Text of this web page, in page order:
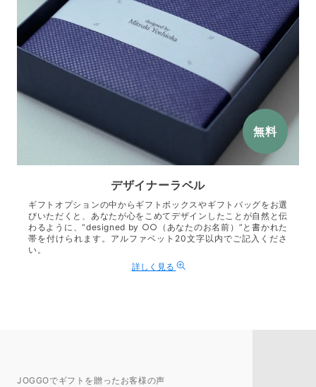
無料
デザイナーラベル
ギフトオプションの中からギフトボックスやギフトバッグをお選
びいただくと、あなたが心をこめてデザインしたことが自然と伝
わるように、“designed by ○○（あなたのお名前）”と書かれた
帯を付けられます。アルファベット20文字以内でご記入くださ
い。
詳しく見る
JOGGOでギフトを贈ったお客様の声